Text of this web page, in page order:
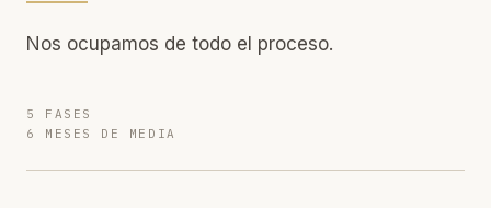
Nos ocupamos de todo el proceso.
5 FASES
6 MESES DE MEDIA